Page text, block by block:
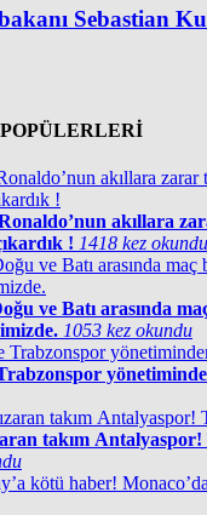
Sebastian
akıllara
! 1418 kez okundu
ve Batı arasında
1053 kez okundu
takım